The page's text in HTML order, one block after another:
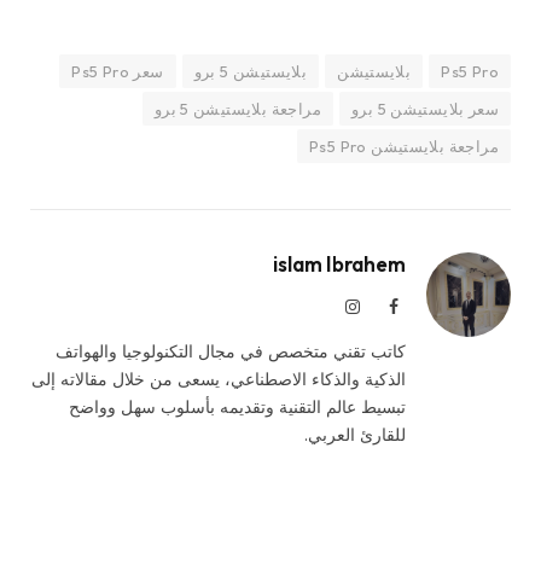
Ps5 Pro بلايستيشن بلايستيشن 5 برو
سعر Ps5 Pro
سعر بلايستيشن 5 برو
مراجعة بلايستيشن 5 برو
مراجعة بلايستيشن Ps5 Pro
islam Ibrahem
فيسبوكالانستغرام
كاتب تقني متخصص في مجال التكنولوجيا والهواتف
الذكية والذكاء الاصطناعي، يسعى من خلال مقالاته إلى
تبسيط عالم التقنية وتقديمه بأسلوب سهل وواضح
للقارئ العربي.